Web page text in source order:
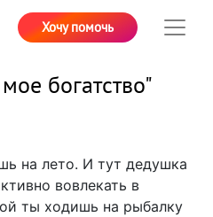
Хочу помочь
богатство"
на лето. И тут дедушка
вовлекать в
ты ходишь на рыбалку